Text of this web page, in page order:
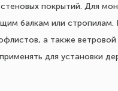
стеновых покрытий. Для
балкам или
а также ветровой
для установки